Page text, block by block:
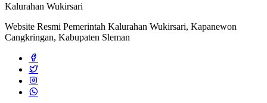
Pemerintah Kalurahan Wukirsari Gelar Penyuluhan dan Pemberian
Makanan Tambahan bagi Ibu Hamil
31 Oktober 2024
Pemerintah Kalurahan Wukirsari Melaksanakan Cor Block Jalan
Lingkungan di Padukuhan Cakran
Padukuhan Kiyaran Menggelar Kirab Budaya Bertema “Guyub
Rukun Bali Bangun”
Kalurahan Wukirsari
Website Resmi Pemerintah Kalurahan Wukirsari, Kapanewon
Cangkringan, Kabupaten Sleman